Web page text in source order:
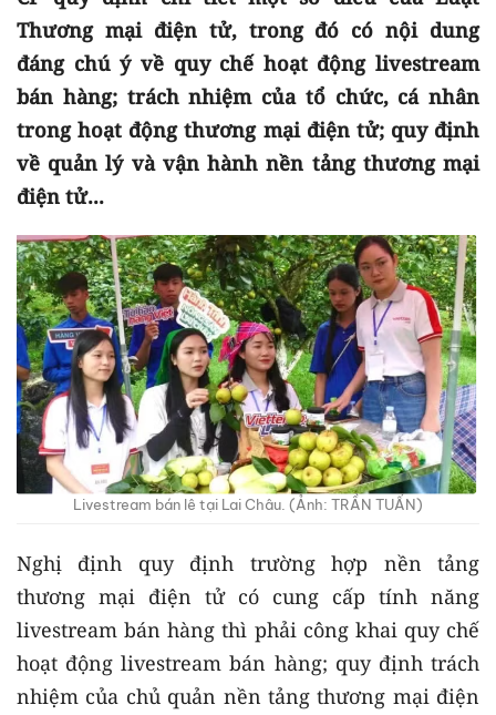
Thương mại điện tử, trong đó có nội dung
đáng chú ý về quy chế hoạt động livestream
bán hàng; trách nhiệm của tổ chức, cá nhân
trong hoạt động thương mại điện tử; quy định
về quản lý và vận hành nền tảng thương mại
điện tử...
Livestream bán lê tại Lai Châu. (Ảnh: TRẦN TUẤN)
Nghị định quy định trường hợp nền tảng
thương mại điện tử có cung cấp tính năng
livestream bán hàng thì phải công khai quy chế
hoạt động livestream bán hàng; quy định trách
nhiệm của chủ quản nền tảng thương mại điện